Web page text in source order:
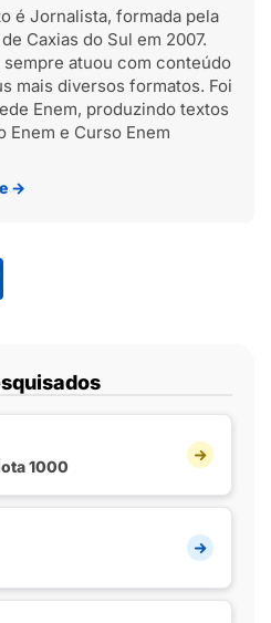
é Jornalista, formada pela
Caxias do Sul em 2007.
sempre atuou com conteúdo
mais diversos formatos. Foi
Enem, produzindo textos
Enem e Curso Enem
→
1000